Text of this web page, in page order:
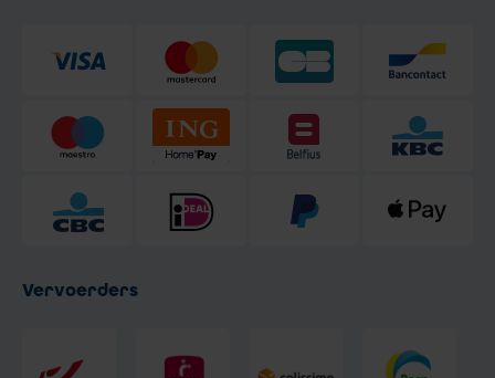
Vervoerders